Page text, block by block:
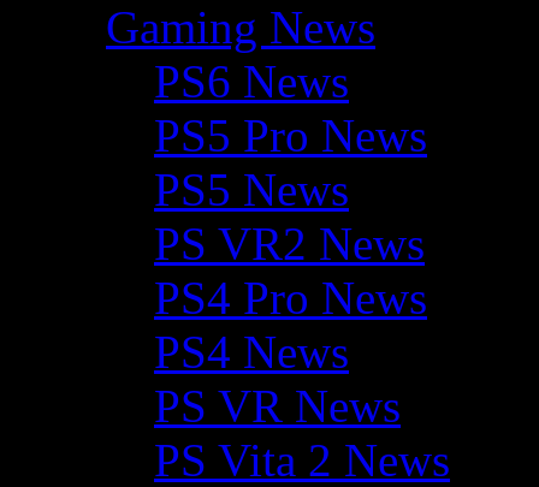
Gaming News
PS6 News
PS5 Pro News
PS5 News
PS VR2 News
PS4 Pro News
PS4 News
PS VR News
PS Vita 2 News